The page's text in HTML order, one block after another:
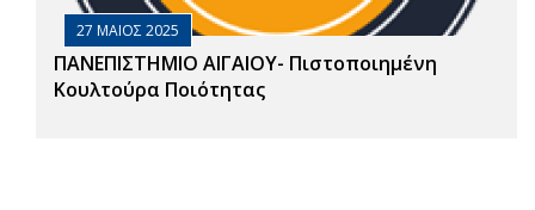
27 ΜΑΙΟΣ 2025
ΠΑΝΕΠΙΣΤΗΜΙΟ ΑΙΓΑΙΟΥ- Πιστοποιημένη
Κουλτούρα Ποιότητας